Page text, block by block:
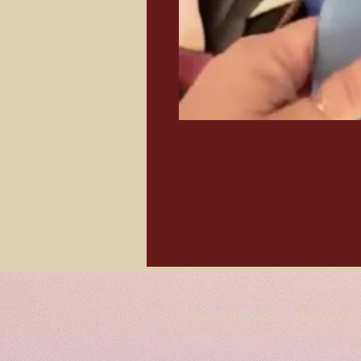
Adriana Dourado — Mais que
amor.